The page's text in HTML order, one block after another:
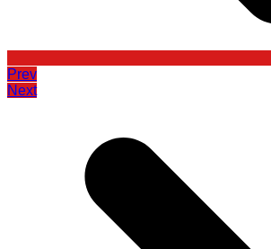
Prev
Next